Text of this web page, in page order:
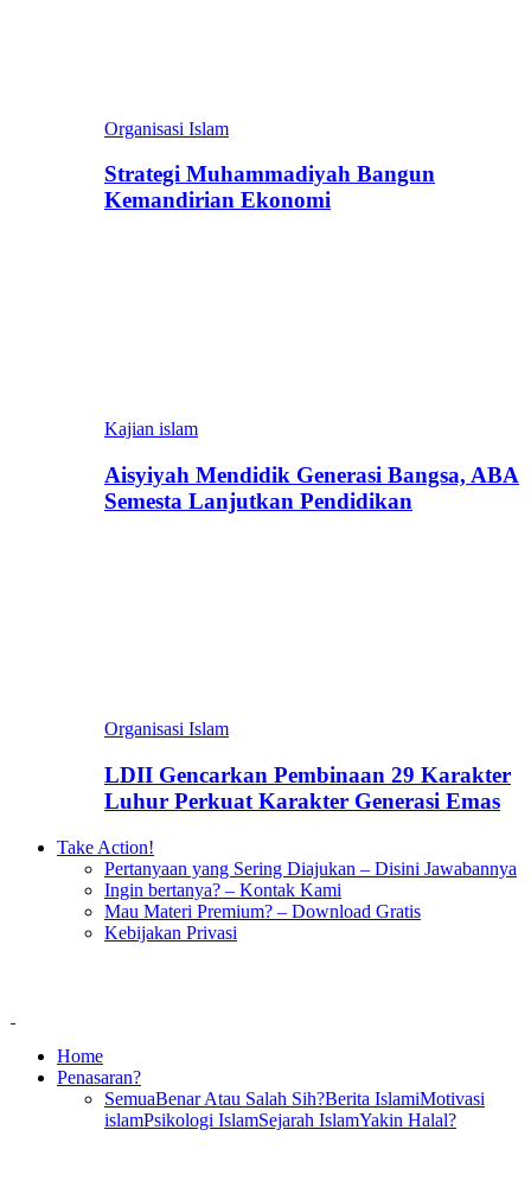
Organisasi Islam
Strategi Muhammadiyah Bangun
Kemandirian Ekonomi
Kajian islam
Aisyiyah Mendidik Generasi Bangsa, ABA
Semesta Lanjutkan Pendidikan
Organisasi Islam
LDII Gencarkan Pembinaan 29 Karakter
Luhur Perkuat Karakter Generasi Emas
Take Action!
Pertanyaan yang Sering Diajukan – Disini Jawabannya
Ingin bertanya? – Kontak Kami
Mau Materi Premium? – Download Gratis
Kebijakan Privasi
Home
Penasaran?
SemuaBenar Atau Salah Sih?Berita IslamiMotivasi
islamPsikologi IslamSejarah IslamYakin Halal?